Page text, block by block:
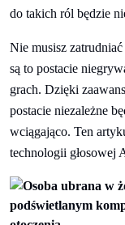
do takich ról będzie
Nie musisz
są to postacie
grach. Dzięki
postacie niezależne
wciągająco. Ten
technologii głosowej